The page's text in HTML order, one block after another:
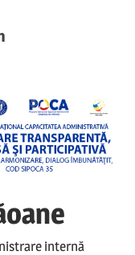
internă